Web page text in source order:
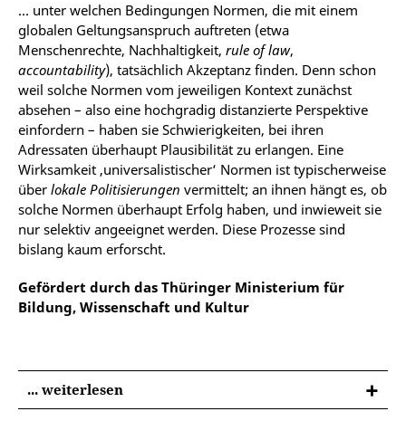
... unter welchen Bedingungen Normen, die mit einem
globalen Geltungsanspruch auftreten (etwa
Menschenrechte, Nachhaltigkeit, rule of law,
accountability), tatsächlich Akzeptanz finden. Denn schon
weil solche Normen vom jeweiligen Kontext zunächst
absehen – also eine hochgradig distanzierte Perspektive
einfordern – haben sie Schwierigkeiten, bei ihren
Adressaten überhaupt Plausibilität zu erlangen. Eine
Wirksamkeit ‚universalistischer‘ Normen ist typischerweise
über lokale Politisierungen vermittelt; an ihnen hängt es, ob
solche Normen überhaupt Erfolg haben, und inwieweit sie
nur selektiv angeeignet werden. Diese Prozesse sind
bislang kaum erforscht.
Gefördert durch das Thüringer Ministerium für
Bildung, Wissenschaft und Kultur
... weiterlesen